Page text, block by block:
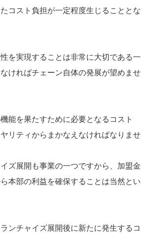
コスト負担が一定程度生じることとな
を実現することは非常に大切である一
ければチェーン自体の発展が望めませ
能を果たすために必要となるコスト
リティからまかなえなければなりませ
ズ展開も事業の一つですから、加盟金
本部の利益を確保することは当然とい
ンチャイズ展開後に新たに発生するコ